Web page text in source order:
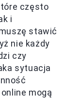
często
i
stawić
nie każdy
czy
sytuacja
mogą